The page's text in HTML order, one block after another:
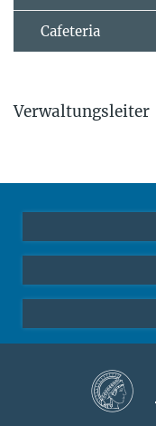
Cafeteria
Verwaltungsleiter